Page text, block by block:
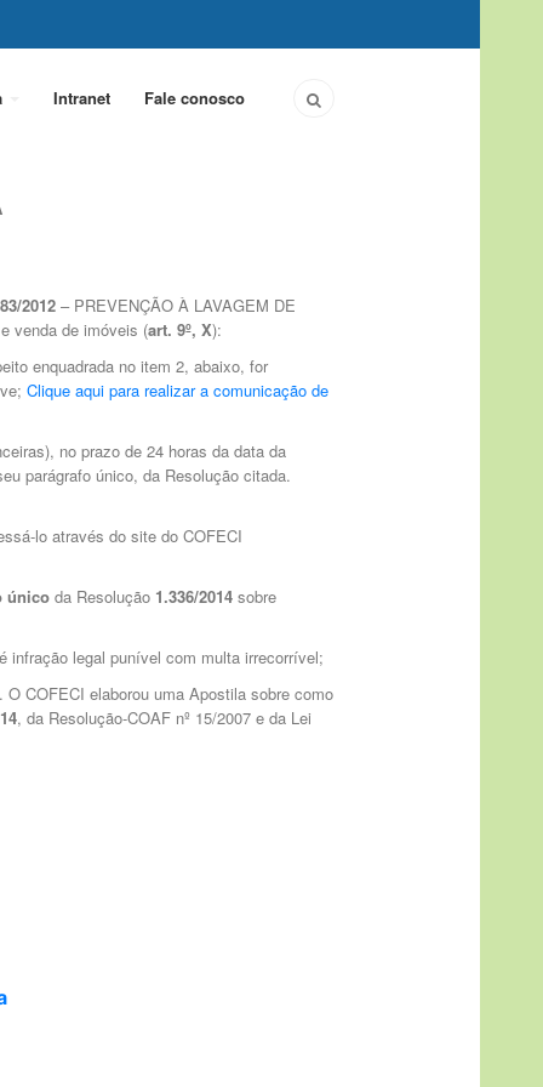
Intranet Fale conosco
2012 – PREVENÇÃO À LAVAGEM DE
venda de imóveis (art. 9º, X):
enquadrada no item 2, abaixo, for
Clique aqui para realizar a comunicação de
no prazo de 24 horas da data da
parágrafo único, da Resolução citada.
lo através do site do COFECI
único da Resolução 1.336/2014 sobre
infração legal punível com multa irrecorrível;
COFECI elaborou uma Apostila sobre como
, da Resolução-COAF nº 15/2007 e da Lei